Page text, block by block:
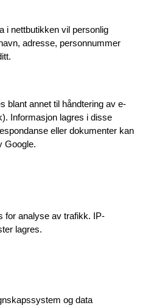
i nettbutikken vil personlig
adresse, personnummer
blant annet til håndtering av e-
Informasjon lagres i disse
eller dokumenter kan
Google.
for analyse av trafikk. IP-
lagres.
og data